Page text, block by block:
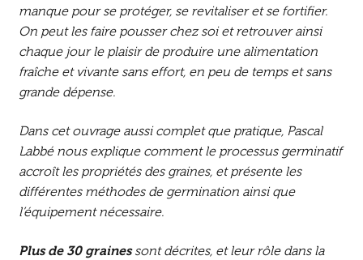
manque pour se protéger, se revitaliser et se fortifier.
On peut les faire pousser chez soi et retrouver ainsi
chaque jour le plaisir de produire une alimentation
fraîche et vivante sans effort, en peu de temps et sans
grande dépense.
Dans cet ouvrage aussi complet que pratique, Pascal
Labbé nous explique comment le processus germinatif
accroît les propriétés des graines, et présente les
différentes méthodes de germination ainsi que
l’équipement nécessaire.
Plus de 30 grainessont décrites, et leur rôle dans la